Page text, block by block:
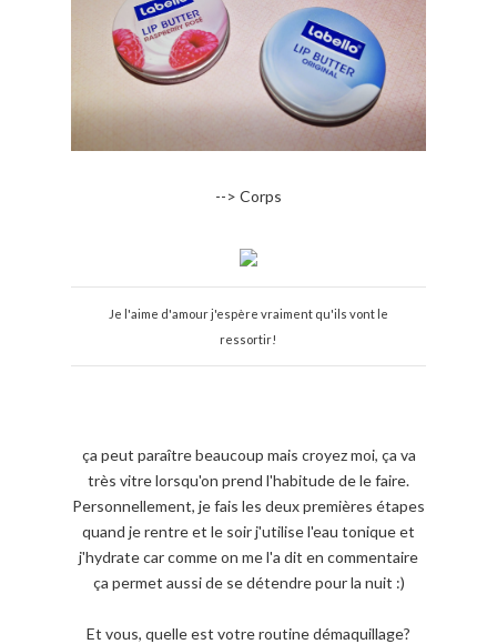
--> Corps
Je l'aime d'amour j'espère vraiment qu'ils vont le
ressortir!
ça peut paraître beaucoup mais croyez moi, ça va
très vitre lorsqu'on prend l'habitude de le faire.
Personnellement, je fais les deux premières étapes
quand je rentre et le soir j'utilise l'eau tonique et
j'hydrate car comme on me l'a dit en commentaire
ça permet aussi de se détendre pour la nuit :)
Et vous, quelle est votre routine démaquillage?